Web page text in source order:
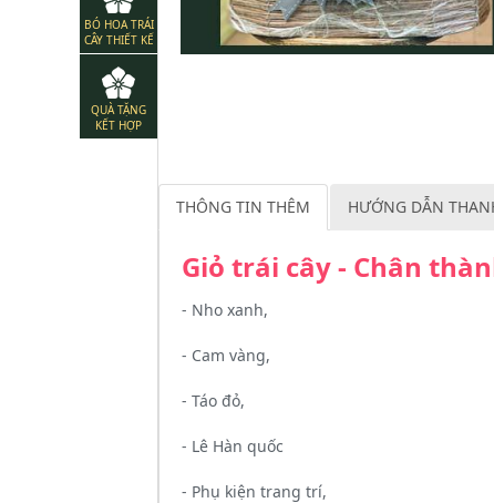
BÓ HOA TRÁI
CÂY THIẾT KẾ
QUÀ TẶNG
KẾT HỢP
THÔNG TIN THÊM HƯỚNG DẪN
Giỏ trái cây - Chân
- Nho xanh,
- Cam vàng,
- Táo đỏ,
- Lê Hàn quốc
- Phụ kiện trang trí,